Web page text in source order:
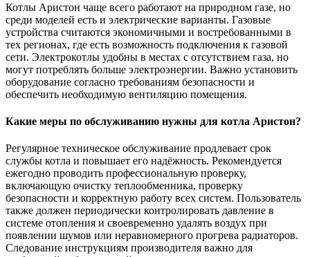
Котлы Аристон чаще всего работают на природном газе, но
среди моделей есть и электрические варианты. Газовые
устройства считаются экономичными и востребованными в
тех регионах, где есть возможность подключения к газовой
сети. Электрокотлы удобны в местах с отсутствием газа, но
могут потреблять больше электроэнергии. Важно установить
оборудование согласно требованиям безопасности и
обеспечить необходимую вентиляцию помещения.
Какие меры по обслуживанию нужны для котла Аристон?
Регулярное техническое обслуживание продлевает срок
службы котла и повышает его надёжность. Рекомендуется
ежегодно проводить профессиональную проверку,
включающую очистку теплообменника, проверку
безопасности и корректную работу всех систем. Пользователь
также должен периодически контролировать давление в
системе отопления и своевременно удалять воздух при
появлении шумов или неравномерного прогрева радиаторов.
Следование инструкциям производителя важно для